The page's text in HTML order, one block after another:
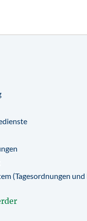
(Tagesordnungen und